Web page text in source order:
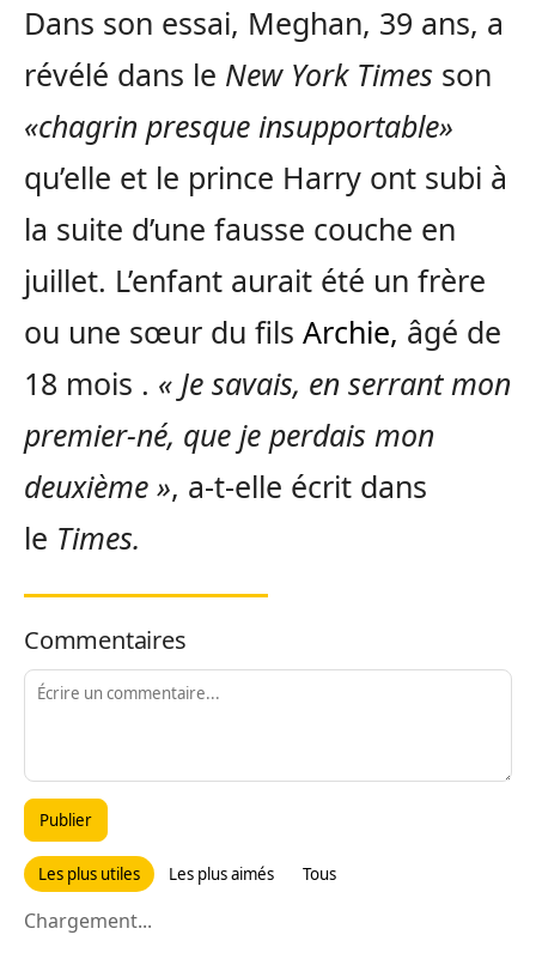
Dans son essai, Meghan, 39 ans, a
révélé dans le New York Times son
«chagrin presque insupportable»
qu’elle et le prince Harry ont subi à
la suite d’une fausse couche en
juillet. L’enfant aurait été un frère
ou une sœur du fils Archie, âgé de
18 mois . « Je savais, en serrant mon
premier-né, que je perdais mon
deuxième », a-t-elle écrit dans
le Times.
Commentaires
Publier
Les plus utiles Les plus aimés Tous
Chargement...